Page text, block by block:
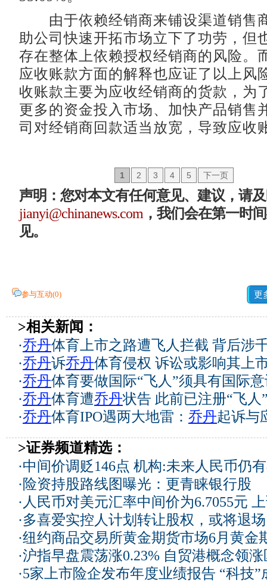
由于依赖经销商来铺设渠道销售
助公司快速开拓市场立下了功劳，但
存在整体上依赖授权经销商的风险。
应收账款方面的解释也应证了以上风
收账款主要为应收经销商的货款，为
更多的资金投入市场、加快产品销售
司对经销商回款适当放宽，导致应收
1 2 3 4 5 下一页
声明：您对本文有任何意见、建议，请
jianyi@chinanews.com，我们会在第一时
见。
参与互动(0) 更
>相关新闻：
·乔丹体育上市之路遭飞人拦截 背后涉
·乔丹诉乔丹体育侵权 诉讼或影响其上
·乔丹体育要做国际“飞人”须具有国际
·乔丹体育遭乔丹状告 此前已注册“飞人
·乔丹体育IPO遇两大地雷： 乔丹起诉与
>证券频道精选：
·中间价调贬146点 机构:未来人民币仍
· 险资持股路线图曝光：更青睐银行股
· 人民币对美元汇率中间价为6.7055元
·多喜爱实控人计划转让股权，或将退场
·纽约商品交易所黄金期货市场6月黄金
·沪指早盘震荡涨0.23% 自贸港概念领
·5家上市险企发布年度业绩报告 “科技”